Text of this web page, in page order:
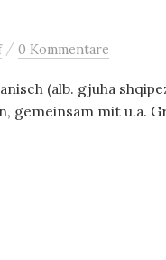
/ 0 Kommentare
(alb. gjuha
gemeinsam mit u.a.